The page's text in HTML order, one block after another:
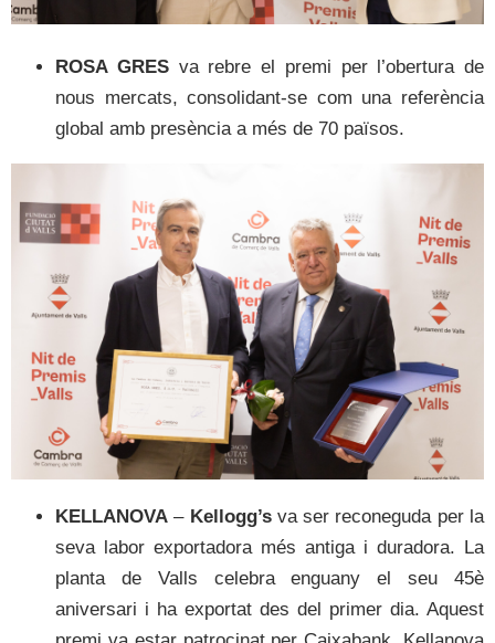
ROSA GRESva rebre el premi per l’obertura de
nous mercats, consolidant-se com una referència
global amb presència a més de 70 països.
KELLANOVA – Kellogg’sva ser reconeguda per la
seva labor exportadora més antiga i duradora. La
planta de Valls celebra enguany el seu 45è
aniversari i ha exportat des del primer dia. Aquest